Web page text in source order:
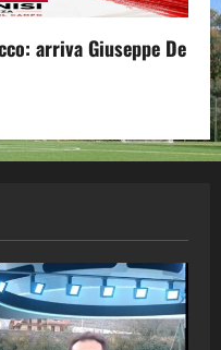
arriva Giuseppe De